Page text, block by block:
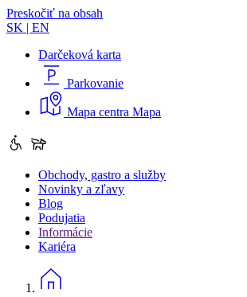
Preskočiť na obsah
SK | EN
Darčeková karta
Parkovanie
Mapa centra Mapa
Obchody, gastro a služby
Novinky a zľavy
Blog
Podujatia
Informácie
Kariéra